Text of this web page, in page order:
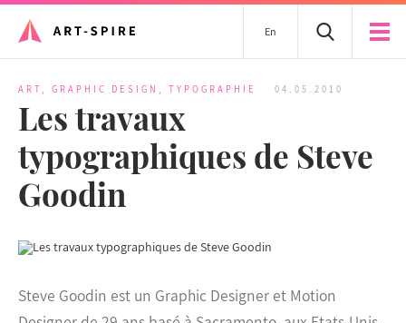
En
ART , GRAPHIC DESIGN , TYPOGRAPHIE 04.05.2010
Les travaux
typographiques de Steve
Goodin
Steve Goodin est un Graphic Designer et Motion